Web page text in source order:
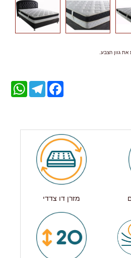
גוון הצבע.
TelegramFacebook
מזרן דו צדדי